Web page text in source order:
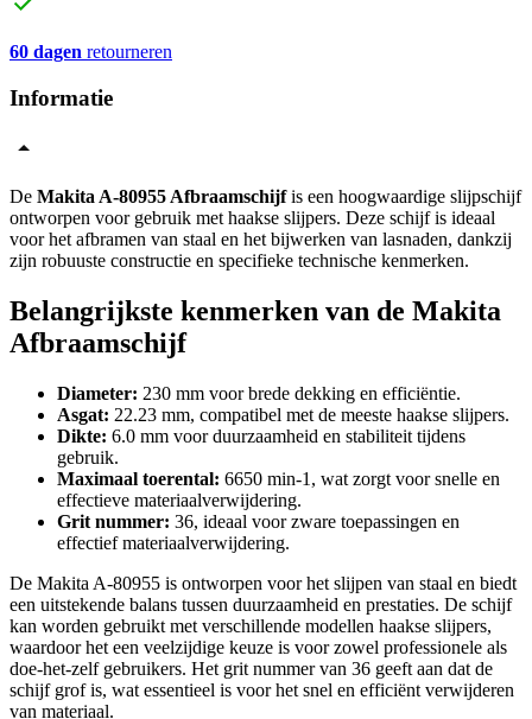
60 dagen retourneren
Informatie
De Makita A-80955 Afbraamschijfis een hoogwaardige slijpschijf
ontworpen voor gebruik met haakse slijpers. Deze schijf is ideaal
voor het afbramen van staal en het bijwerken van lasnaden, dankzij
zijn robuuste constructie en specifieke technische kenmerken.
Belangrijkste kenmerken van de Makita
Afbraamschijf
Diameter: 230 mm voor brede dekking en efficiëntie.
Asgat: 22.23 mm, compatibel met de meeste haakse slijpers.
Dikte: 6.0 mm voor duurzaamheid en stabiliteit tijdens
gebruik.
Maximaal toerental: 6650 min-1, wat zorgt voor snelle en
effectieve materiaalverwijdering.
Grit nummer: 36, ideaal voor zware toepassingen en
effectief materiaalverwijdering.
De Makita A-80955 is ontworpen voor het slijpen van staal en biedt
een uitstekende balans tussen duurzaamheid en prestaties. De schijf
kan worden gebruikt met verschillende modellen haakse slijpers,
waardoor het een veelzijdige keuze is voor zowel professionele als
doe-het-zelf gebruikers. Het grit nummer van 36 geeft aan dat de
schijf grof is, wat essentieel is voor het snel en efficiënt verwijderen
van materiaal.